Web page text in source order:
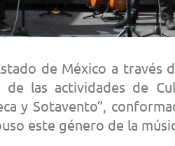
de México a través
de las actividades de
y Sotavento”,
este género de la